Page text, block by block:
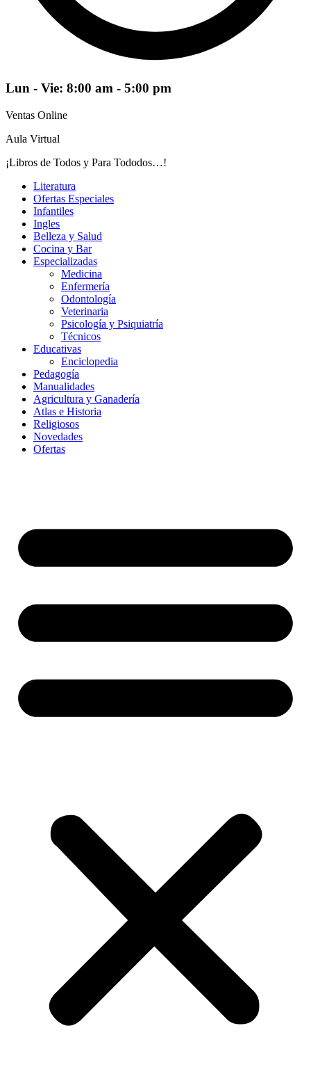
Lun - Vie: 8:00 am - 5:00 pm
Ventas Online
Aula Virtual
¡Libros de Todos y Para Tododos…!
Literatura
Ofertas Especiales
Infantiles
Ingles
Belleza y Salud
Cocina y Bar
Especializadas
Medicina
Enfermería
Odontología
Veterinaria
Psicología y Psiquiatría
Técnicos
Educativas
Enciclopedia
Pedagogía
Manualidades
Agricultura y Ganadería
Atlas e Historia
Religiosos
Novedades
Ofertas